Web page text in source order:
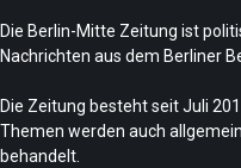
CSD-
Team/
„Les
Die Berlin-Mitte Zeitung ist
Nachrichten aus dem Berliner
Die Zeitung besteht seit Juli
Themen werden auch
behandelt.